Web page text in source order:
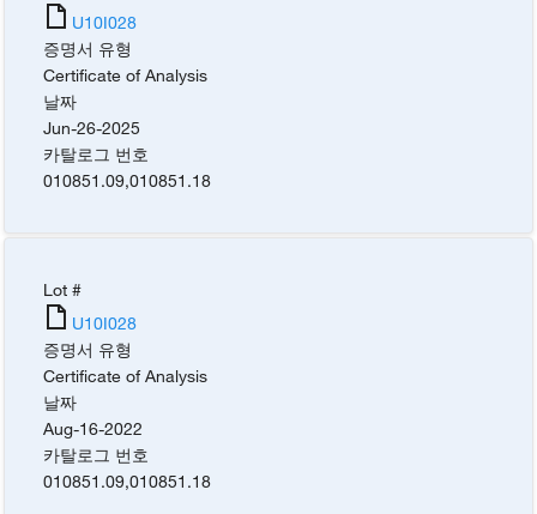
U10I028
증명서 유형
Certificate of Analysis
날짜
Jun-26-2025
카탈로그 번호
010851.09,010851.18
Lot #
U10I028
증명서 유형
Certificate of Analysis
날짜
Aug-16-2022
카탈로그 번호
010851.09,010851.18